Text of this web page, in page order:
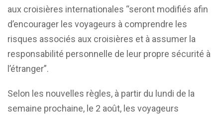
aux croisières internationales “seront modifiés afin
d’encourager les voyageurs à comprendre les
risques associés aux croisières et à assumer la
responsabilité personnelle de leur propre sécurité à
l’étranger”.
Selon les nouvelles règles, à partir du lundi de la
semaine prochaine, le 2 août, les voyageurs